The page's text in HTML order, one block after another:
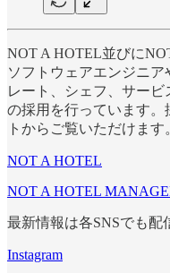
NOT A HOTEL並びに
ソフトウェアエンジニ
レート、シェフ、サー
の採用を行っています。
トからご覧いただけます
NOT A HOTEL
NOT A HOTEL
最新情報は各SNSでも配
Instagram